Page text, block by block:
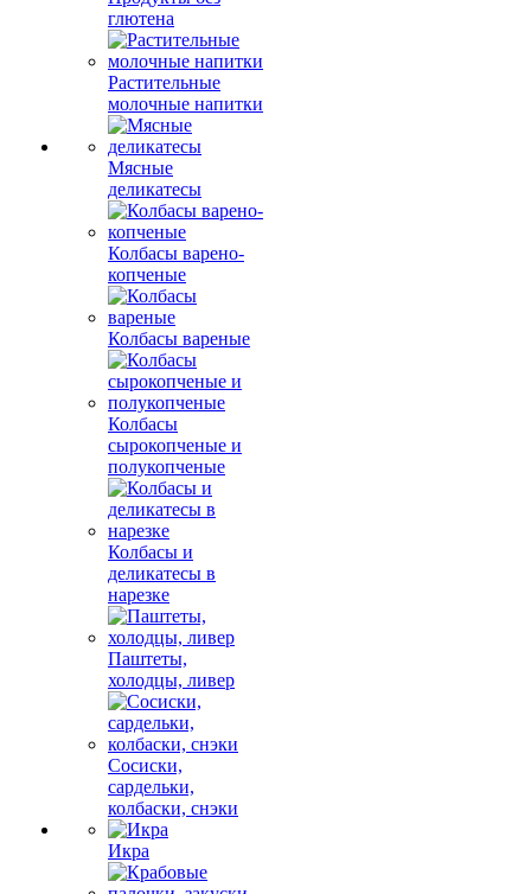
глютена
Растительные
молочные напитки
Мясные
деликатесы
Колбасы варено-
копченые
Колбасы вареные
Колбасы
сырокопченые и
полукопченые
Колбасы и
деликатесы в
нарезке
Паштеты,
холодцы, ливер
Сосиски,
сардельки,
колбаски, снэки
Икра